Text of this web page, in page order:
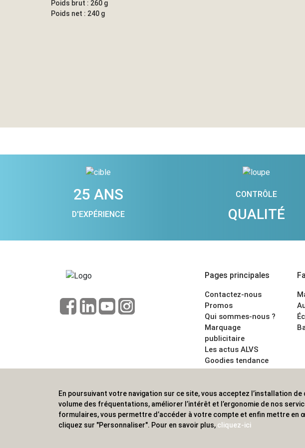
Poids brut : 260 g
Poids net : 240 g
25 ANS
D'EXPÉRIENCE
CONTRÔLE
QUALITÉ
Pages principales
Contactez-nous
Promos
Qui sommes-nous ?
Marquage
publicitaire
Les actus ALVS
Goodies tendance
CGV
ALVS, fournisseur d'objets publicitaires, pour les professionnels.
En poursuivant votre navigation sur ce site, vous acceptez l’installation
volume des fréquentations, améliorer l’intérêt et l’ergonomie de nos
formulaires, vous permettre d’accéder à votre compte et enfin mettre
cliquez sur "Personnaliser". Pour en savoir plus, cliquez-ici